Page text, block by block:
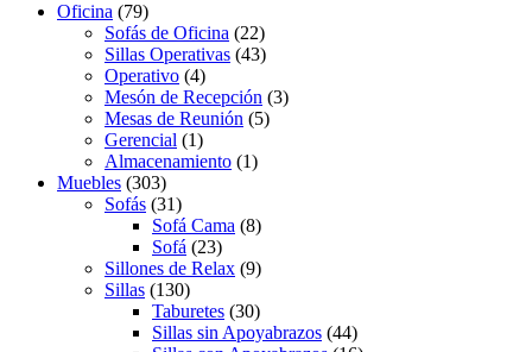
Oficina (79)
Sofás de Oficina (22)
Sillas Operativas (43)
Operativo (4)
Mesón de Recepción (3)
Mesas de Reunión (5)
Gerencial (1)
Almacenamiento (1)
Muebles (303)
Sofás (31)
Sofá Cama (8)
Sofá (23)
Sillones de Relax (9)
Sillas (130)
Taburetes (30)
Sillas sin Apoyabrazos (44)